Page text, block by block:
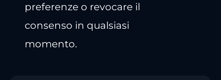
preferenze o revocare il
consenso in qualsiasi
momento.